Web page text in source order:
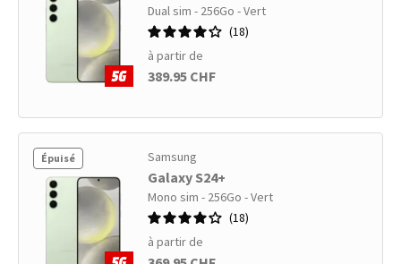
Dual sim - 256Go - Vert
18
à partir de
389.95 CHF
Épuisé Samsung
Galaxy S24+
Mono sim - 256Go - Vert
18
à partir de